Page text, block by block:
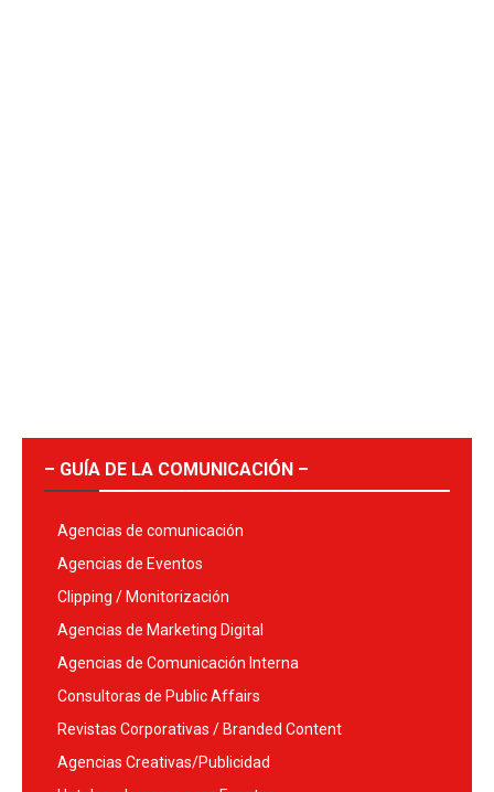
– GUÍA DE LA COMUNICACIÓN –
Agencias de comunicación
Agencias de Eventos
Clipping / Monitorización
Agencias de Marketing Digital
Agencias de Comunicación Interna
Consultoras de Public Affairs
Revistas Corporativas / Branded Content
Agencias Creativas/Publicidad